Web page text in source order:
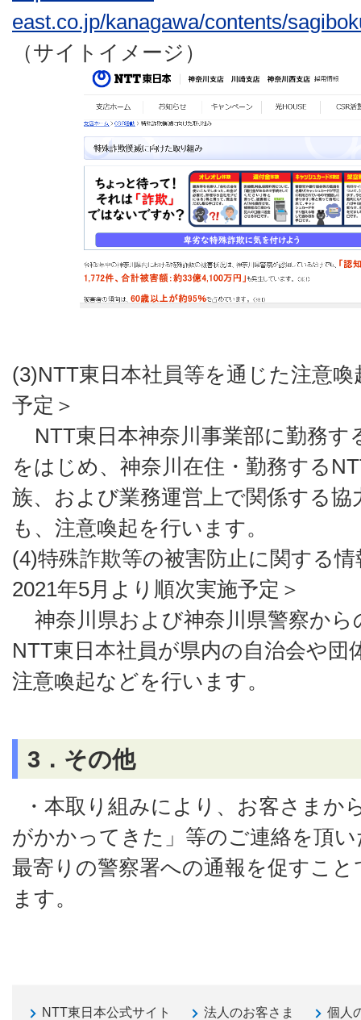
east.co.jp/kanagawa/contents/
（サイトイメージ）
(3)NTT東日本社員等を通じた注意
予定＞
NTT東日本神奈川事業部に勤務す
をはじめ、神奈川在住・勤務する
族、および業務運営上で関係する協
も、注意喚起を行います。
(4)特殊詐欺等の被害防止に関する
2021年5月より順次実施予定＞
神奈川県および神奈川県警察から
NTT東日本社員が県内の自治会や団
注意喚起などを行います。
3．その他
・本取り組みにより、お客さまか
がかかってきた」等のご連絡を頂
最寄りの警察署への通報を促すこ
ます。
NTT東日本公式サイト 法人のお客さま 個人